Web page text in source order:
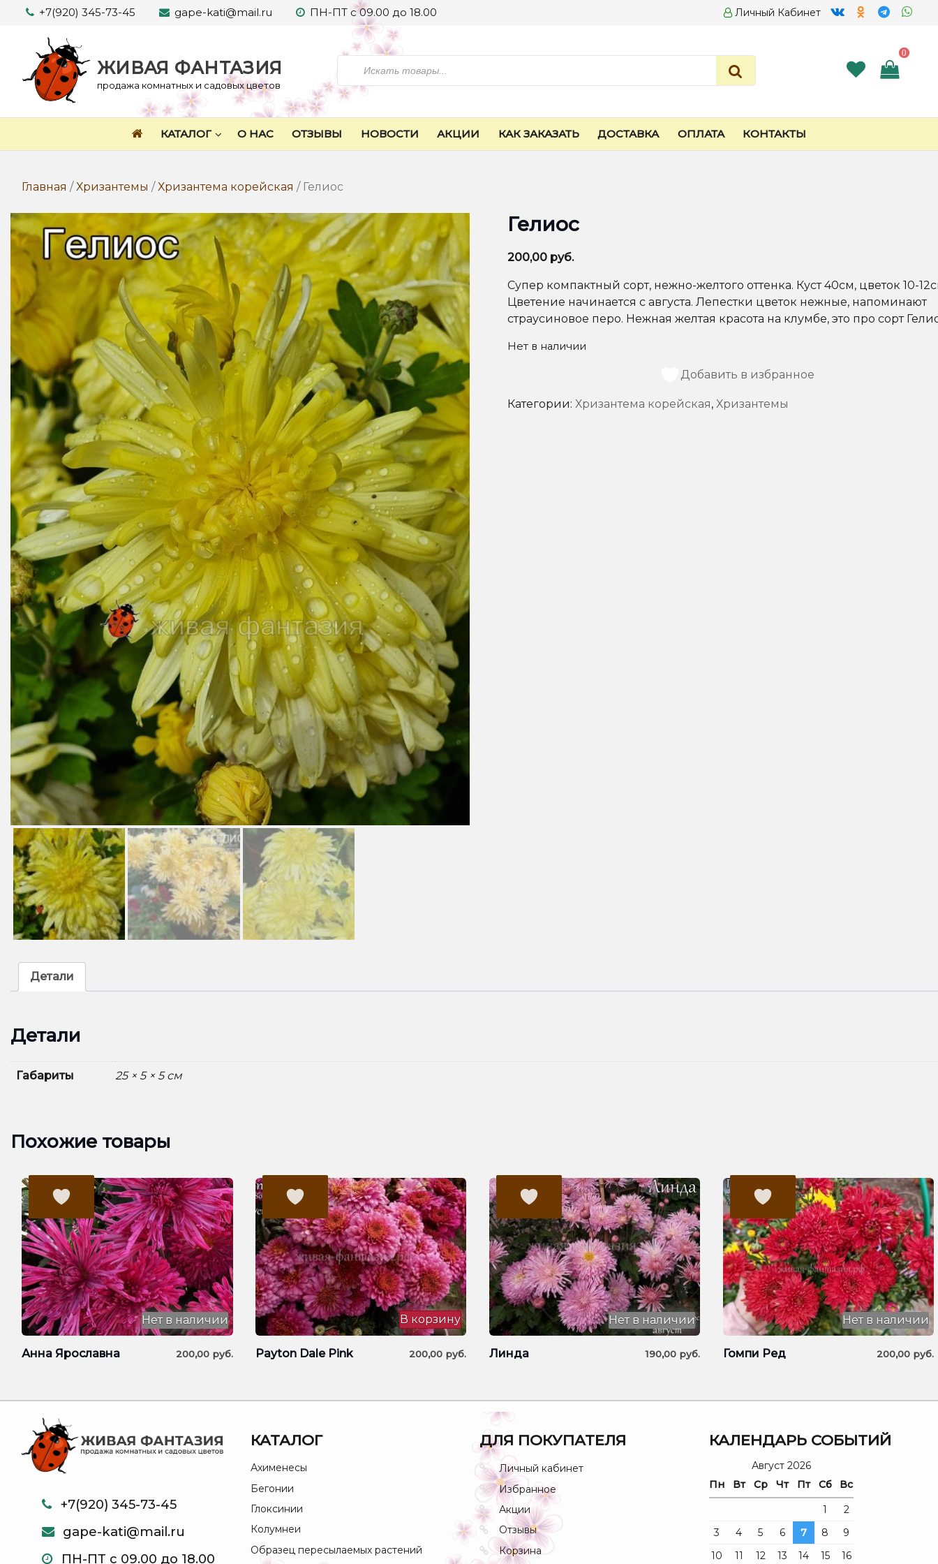
Перейти
содержимому
+7(920) 345-73-45 gape-kati@mail.ru ПН-ПТ с 09.00 до 18.00 Личный Кабинет
ЖИВАЯ ФАНТАЗИЯ
продажа комнатных и садовых цветов
0
КАТАЛОГ О НАС ОТЗЫВЫ НОВОСТИ АКЦИИ КАК ЗАКАЗАТЬ ДОСТАВКА ОПЛАТА КОНТАКТЫ
Главная / Хризантемы / Хризантема корейская / Гелиос
Гелиос
200,00 руб.
Супер компактный сорт, нежно-желтого оттенка. Куст 40см, цветок 10-
Цветение начинается с августа. Лепестки цветок нежные, напоминают
страусиновое перо. Нежная желтая красота на клумбе, это про сорт
Нет в наличии
Добавить в избранное
Категории: Хризантема корейская, Хризантемы
Детали
Детали
Габариты 25 × 5 × 5 см
Похожие товары
Анна Ярославна 200,00 руб.
Нет в наличии
Payton Dale Pink 200,00 руб.
В корзину
Линда 190,00 руб.
Нет в наличии
Гомпи Ред 200,00 руб.
Нет в наличии
+7(920) 345-73-45
gape-kati@mail.ru
ПН-ПТ с 09.00 до 18.00
КАТАЛОГ
Ахименесы
Бегонии
Глоксинии
Колумнеи
Образец пересылаемых растений
ДЛЯ ПОКУПАТЕЛЯ
Личный кабинет
Избранное
Акции
Отзывы
Корзина
КАЛЕНДАРЬ СОБЫТИЙ
Август 2026
Пн
Вт Ср Чт Пт Сб
Вс
1
2
3
4 5 6 7 8
9
10
11 12 13 14 15 16